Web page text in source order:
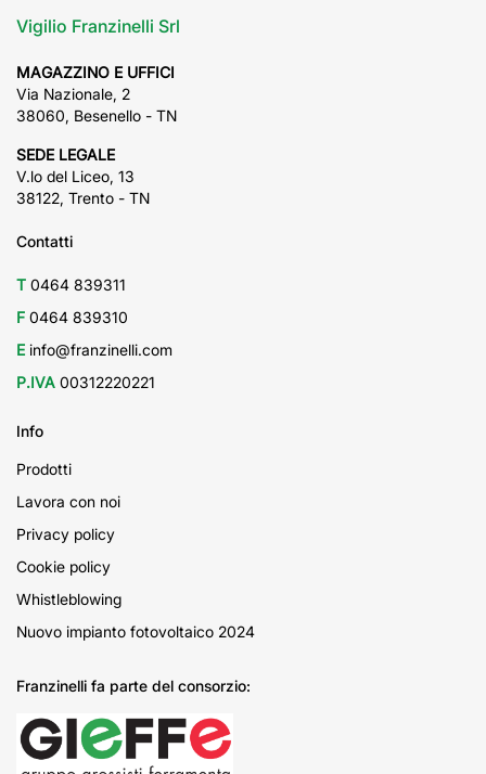
Vigilio Franzinelli Srl
MAGAZZINO E UFFICI
Via Nazionale, 2
38060, Besenello - TN
SEDE LEGALE
V.lo del Liceo, 13
38122, Trento - TN
Contatti
T 0464 839311
F 0464 839310
E info@franzinelli.com
P.IVA 00312220221
Info
Prodotti
Lavora con noi
Privacy policy
Cookie policy
Whistleblowing
Nuovo impianto fotovoltaico 2024
Franzinelli fa parte del consorzio: